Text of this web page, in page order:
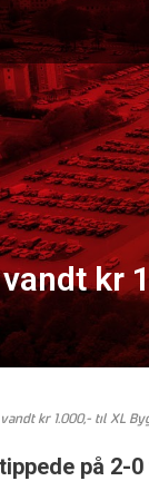
kr
kr 1.000,- til XL
på 2-